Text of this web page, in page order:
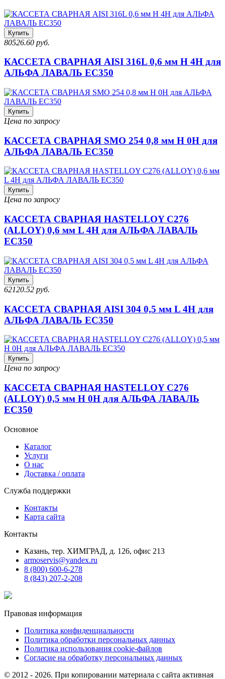
Купить
80526.60 руб.
КАССЕТА СВАРНАЯ AISI 316L 0,6 мм H 4H для
АЛЬФА ЛАВАЛЬ EC350
Купить
Цена по запросу
КАССЕТА СВАРНАЯ SMO 254 0,8 мм H 0H для
АЛЬФА ЛАВАЛЬ EC350
Купить
Цена по запросу
КАССЕТА СВАРНАЯ HASTELLOY C276
(ALLOY) 0,6 мм L 4H для АЛЬФА ЛАВАЛЬ
EC350
Купить
62120.52 руб.
КАССЕТА СВАРНАЯ AISI 304 0,5 мм L 4H для
АЛЬФА ЛАВАЛЬ EC350
Купить
Цена по запросу
КАССЕТА СВАРНАЯ HASTELLOY C276
(ALLOY) 0,5 мм H 0H для АЛЬФА ЛАВАЛЬ
EC350
Основное
Каталог
Услуги
О нас
Доставка / оплата
Служба поддержки
Контакты
Карта сайта
Контакты
Казань, тер. ХИМГРАД, д. 126, офис 213
armoservis@yandex.ru
8 (800) 600-6-278
8 (843) 207-2-208
Правовая информация
Политика конфиденциальности
Политика обработки персональных данных
Политика использования cookie-файлов
Согласие на обработку персональных данных
© 2012 - 2026. При копировании материала с сайта активная